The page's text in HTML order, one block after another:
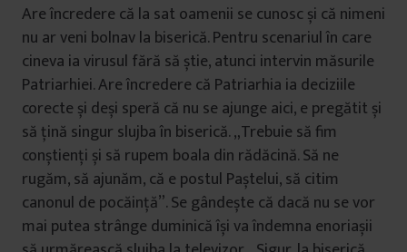
Are încredere că la sat oamenii se cunosc și că nimeni
nu ar veni bolnav la biserică. Pentru scenariul în care
cineva ia virusul fără să știe, atunci intervin măsurile
Patriarhiei. Are încredere că Patriarhia ia deciziile
corecte și deși speră că nu se ajunge aici, e pregătit și
să țină singur slujba în biserică. „Trebuie să fim
conștienți și să rupem boala din rădăcină. Să ne
rugăm, să ajunăm, că e postul Paștelui, să citim
canonul de pocăință”. Se gândește că dacă nu se vor
mai putea strânge duminică își va îndemna enoriașii